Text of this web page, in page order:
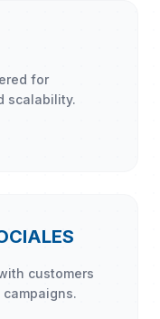
for
scalability.
customers